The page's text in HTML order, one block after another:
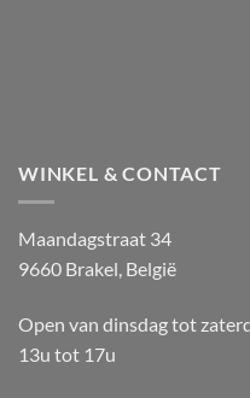
WINKEL & CONTACT
Maandagstraat 34
9660 Brakel, België
Open van dinsdag tot
13u tot 17u